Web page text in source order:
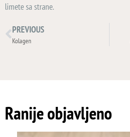
limete sa strane.
PREVIOUS
Kolagen
Ranije objavljeno